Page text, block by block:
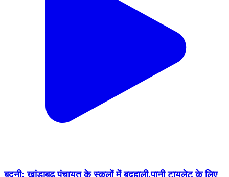
बुदनी: खांडाबढ़ पंचायत के स्कूलों में बदहाली,पानी टायलेट के लिए